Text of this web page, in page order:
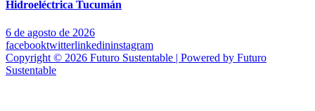
Hidroeléctrica Tucumán
6 de agosto de 2026
facebooktwitterlinkedininstagram
Copyright © 2026 Futuro Sustentable | Powered by Futuro
Sustentable